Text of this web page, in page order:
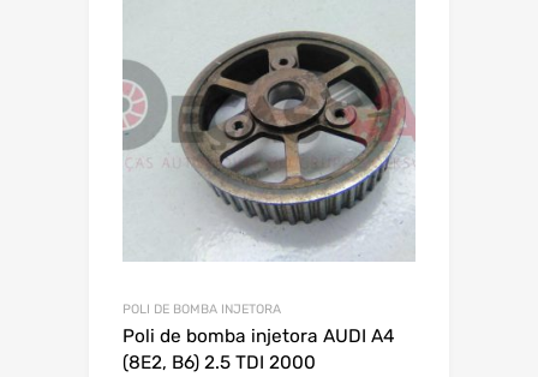
POLI DE BOMBA INJETORA
Poli de bomba injetora AUDI A4
(8E2, B6) 2.5 TDI 2000